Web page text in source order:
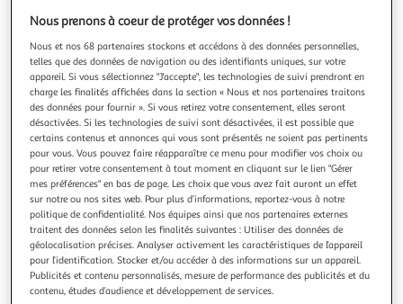
MON PETIT, Erika Nadège
Un premier roman bouleversant sur le deuil et la colère
d'une jeune mère Belleville dans les années 1990 : chez
Grand-Maman dans une cité HLM, Naëlle porte des robes à
col claudine, apprend qu'il faut dire les intempéries et non
un temps de merde , passe devant des restaurants
asiatiques qui exp
En savoir +
Vous voulez connaître le prix de ce produit ?
Afficher le prix
Nous prenons à coeur de protéger vos données !
Nous et nos 68 partenaires stockons et accédons à des données personnelles,
telles que des données de navigation ou des identifiants uniques, sur votre
appareil. Si vous sélectionnez "J'accepte", les technologies de suivi prendront en
charge les finalités affichées dans la section « Nous et nos partenaires traitons
des données pour fournir ». Si vous retirez votre consentement, elles seront
désactivées. Si les technologies de suivi sont désactivées, il est possible que
certains contenus et annonces qui vous sont présentés ne soient pas pertinents
pour vous. Vous pouvez faire réapparaître ce menu pour modifier vos choix ou
pour retirer votre consentement à tout moment en cliquant sur le lien "Gérer
mes préférences" en bas de page. Les choix que vous avez fait auront un effet
sur notre ou nos sites web. Pour plus d’informations, reportez-vous à notre
politique de confidentialité. Nos équipes ainsi que nos partenaires externes
traitent des données selon les finalités suivantes : Utiliser des données de
géolocalisation précises. Analyser activement les caractéristiques de l’appareil
pour l’identification. Stocker et/ou accéder à des informations sur un appareil.
Publicités et contenu personnalisés, mesure de performance des publicités et du
contenu, études d’audience et développement de services.